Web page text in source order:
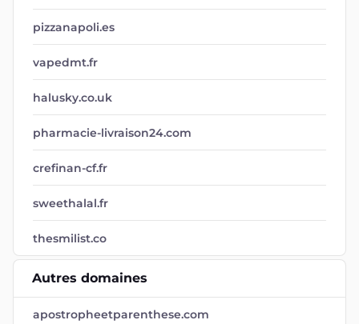
pizzanapoli.es
vapedmt.fr
halusky.co.uk
pharmacie-livraison24.com
crefinan-cf.fr
sweethalal.fr
thesmilist.co
Autres domaines
apostropheetparenthese.com